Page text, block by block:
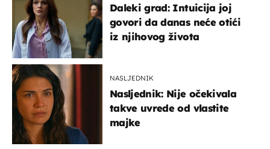
Daleki grad: Intuicija joj
govori da danas neće otići
iz njihovog života
NASLJEDNIK
Nasljednik: Nije očekivala
takve uvrede od vlastite
majke